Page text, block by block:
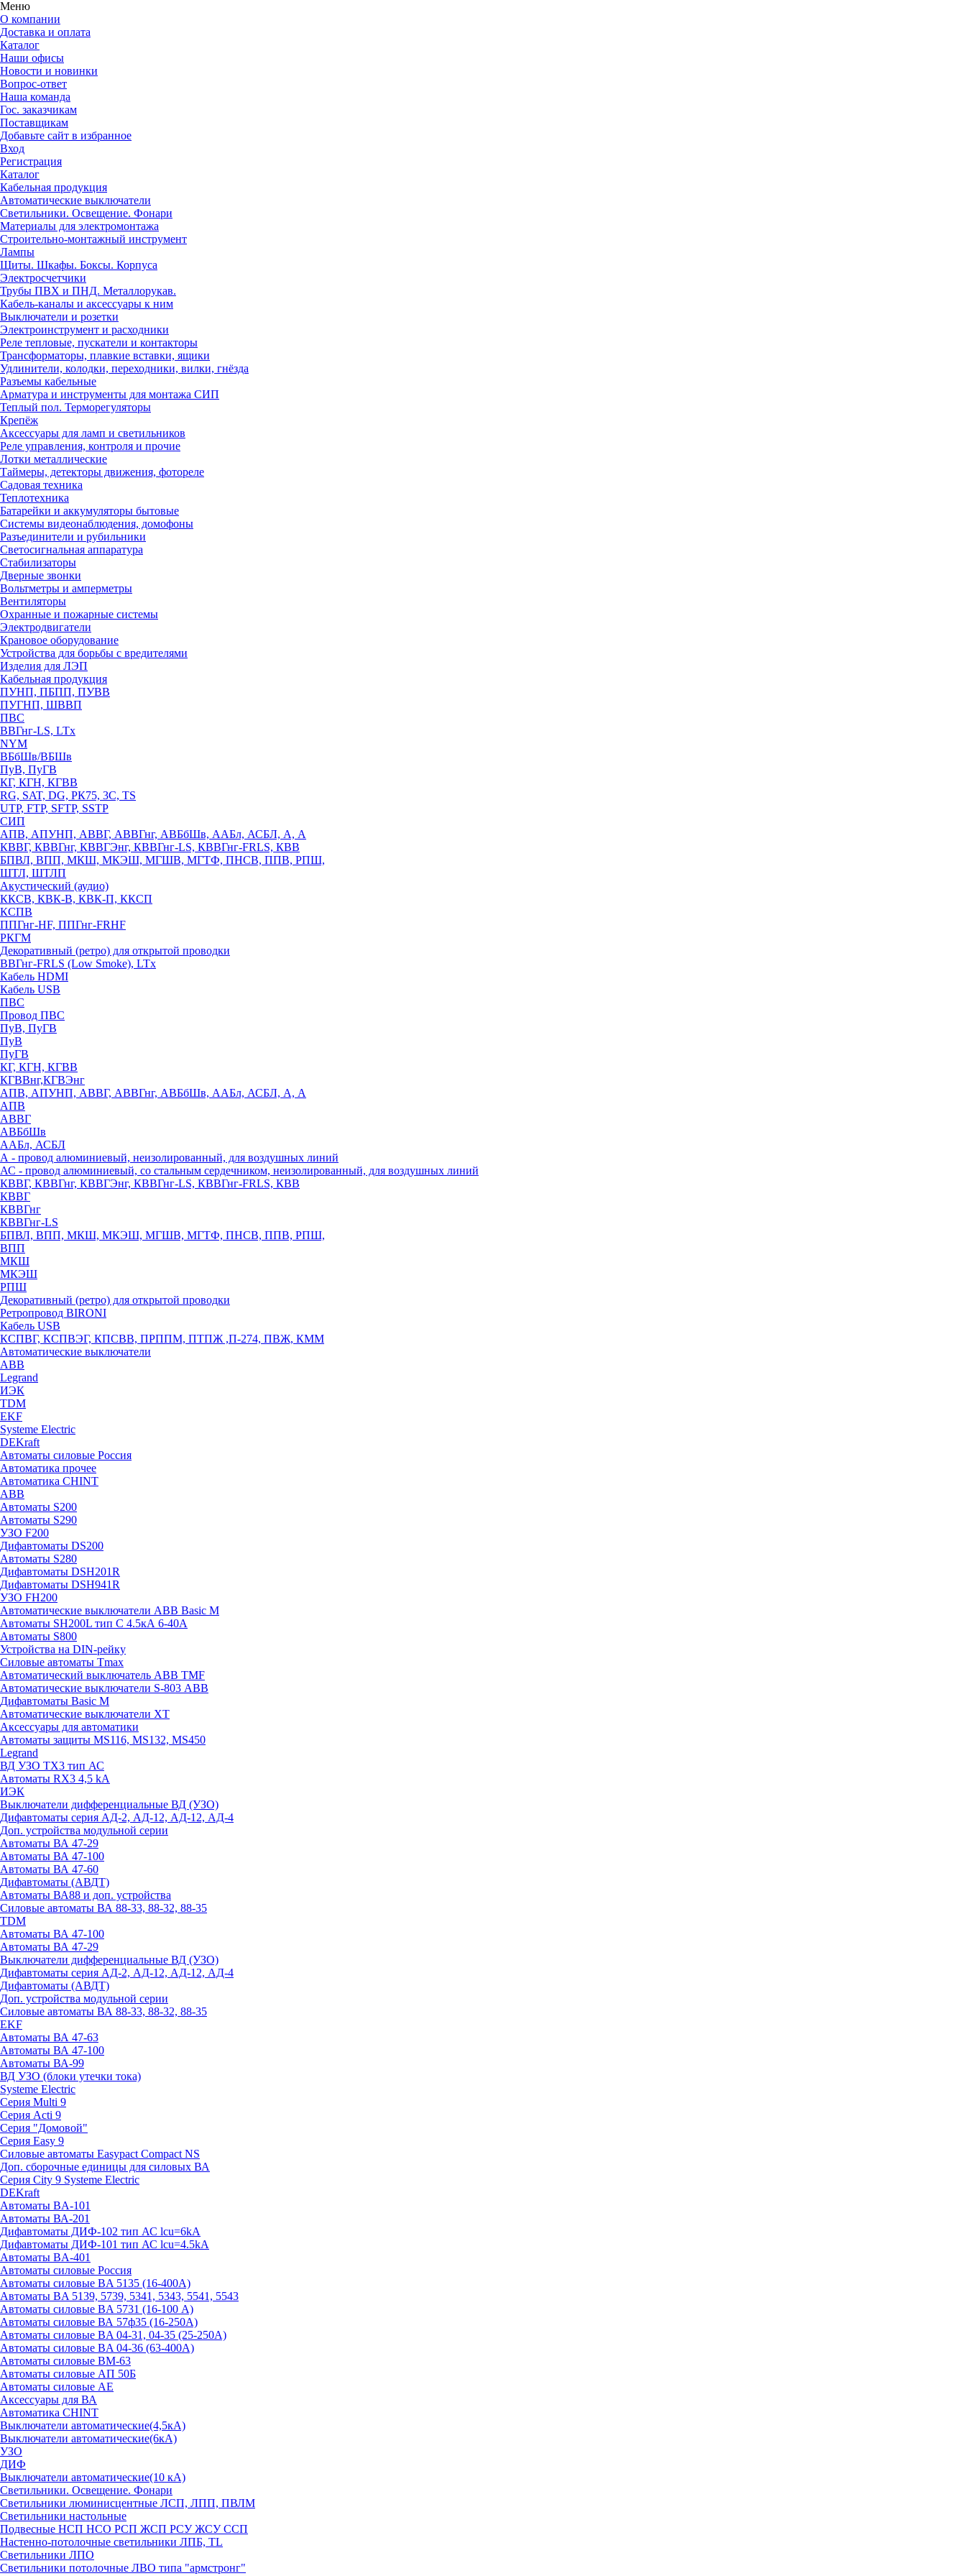
Меню
О компании
Доставка и оплата
Каталог
Наши офисы
Новости и новинки
Вопрос-ответ
Наша команда
Гос. заказчикам
Поставщикам
Добавьте сайт в избранное
Вход
Регистрация
Каталог
Кабельная продукция
Автоматические выключатели
Светильники. Освещение. Фонари
Материалы для электромонтажа
Строительно-монтажный инструмент
Лампы
Щиты. Шкафы. Боксы. Корпуса
Электросчетчики
Трубы ПВХ и ПНД. Металлорукав.
Кабель-каналы и аксессуары к ним
Выключатели и розетки
Электроинструмент и расходники
Реле тепловые, пускатели и контакторы
Трансформаторы, плавкие вставки, ящики
Удлинители, колодки, переходники, вилки, гнёзда
Разъемы кабельные
Арматура и инструменты для монтажа СИП
Теплый пол. Терморегуляторы
Крепёж
Аксессуары для ламп и светильников
Реле управления, контроля и прочие
Лотки металлические
Таймеры, детекторы движения, фотореле
Садовая техника
Теплотехника
Батарейки и аккумуляторы бытовые
Системы видеонаблюдения, домофоны
Разъединители и рубильники
Светосигнальная аппаратура
Стабилизаторы
Дверные звонки
Вольтметры и амперметры
Вентиляторы
Охранные и пожарные системы
Электродвигатели
Крановое оборудование
Устройства для борьбы с вредителями
Изделия для ЛЭП
Кабельная продукция
ПУНП, ПБПП, ПУВВ
ПУГНП, ШВВП
ПВС
ВВГнг-LS, LTx
NYM
ВБбШв/ВБШв
ПуВ, ПуГВ
КГ, КГН, КГВВ
RG, SAT, DG, РК75, 3С, TS
UTP, FTP, SFTP, SSTP
СИП
АПВ, АПУНП, АВВГ, АВВГнг, АВБбШв, ААБл, АСБЛ, А, А
КВВГ, КВВГнг, КВВГЭнг, КВВГнг-LS, КВВГнг-FRLS, КВВ
БПВЛ, ВПП, МКШ, МКЭШ, МГШВ, МГТФ, ПНСВ, ППВ, РПШ,
ШТЛ, ШТЛП
Акустический (аудио)
ККСВ, КВК-В, КВК-П, ККСП
КСПВ
ППГнг-HF, ППГнг-FRHF
РКГМ
Декоративный (ретро) для открытой проводки
ВВГнг-FRLS (Low Smoke), LTx
Кабель HDMI
Кабель USB
ПВС
Провод ПВС
ПуВ, ПуГВ
ПуВ
ПуГВ
КГ, КГН, КГВВ
КГВВнг,КГВЭнг
АПВ, АПУНП, АВВГ, АВВГнг, АВБбШв, ААБл, АСБЛ, А, А
АПВ
АВВГ
АВБбШв
ААБл, АСБЛ
А - провод алюминиевый, неизолированный, для воздушных линий
АС - провод алюминиевый, со стальным сердечником, неизолированный, для воздушных линий
КВВГ, КВВГнг, КВВГЭнг, КВВГнг-LS, КВВГнг-FRLS, КВВ
КВВГ
КВВГнг
КВВГнг-LS
БПВЛ, ВПП, МКШ, МКЭШ, МГШВ, МГТФ, ПНСВ, ППВ, РПШ,
ВПП
МКШ
МКЭШ
РПШ
Декоративный (ретро) для открытой проводки
Ретропровод BIRONI
Кабель USB
КСПВГ, КСПВЭГ, КПСВВ, ПРППМ, ПТПЖ ,П-274, ПВЖ, КММ
Автоматические выключатели
ABB
Legrand
ИЭК
TDM
EKF
Systeme Electric
DEKraft
Автоматы силовые Россия
Автоматика прочее
Автоматика CHINT
ABB
Автоматы S200
Автоматы S290
УЗО F200
Дифавтоматы DS200
Автоматы S280
Дифавтоматы DSH201R
Дифавтоматы DSH941R
УЗО FH200
Автоматические выключатели ABB Basic M
Автоматы SH200L тип С 4.5кА 6-40А
Автоматы S800
Устройства на DIN-рейку
Силовые автоматы Tmax
Автоматический выключатель ABB TMF
Автоматические выключатели S-803 АВВ
Дифавтоматы Basic M
Автоматические выключатели XT
Аксессуары для автоматики
Автоматы защиты MS116, MS132, MS450
Legrand
ВД УЗО TX3 тип АС
Автоматы RX3 4,5 kA
ИЭК
Выключатели дифференциальные ВД (УЗО)
Дифавтоматы серия АД-2, АД-12, АД-12, АД-4
Доп. устройства модульной серии
Автоматы ВА 47-29
Автоматы ВА 47-100
Автоматы ВА 47-60
Дифавтоматы (АВДТ)
Автоматы ВА88 и доп. устройства
Силовые автоматы ВА 88-33, 88-32, 88-35
TDM
Автоматы ВА 47-100
Автоматы ВА 47-29
Выключатели дифференциальные ВД (УЗО)
Дифавтоматы серия АД-2, АД-12, АД-12, АД-4
Дифавтоматы (АВДТ)
Доп. устройства модульной серии
Силовые автоматы ВА 88-33, 88-32, 88-35
EKF
Автоматы ВА 47-63
Автоматы ВА 47-100
Автоматы ВА-99
ВД УЗО (блоки утечки тока)
Systeme Electric
Серия Multi 9
Серия Acti 9
Серия "Домовой"
Серия Easy 9
Силовые автоматы Easypact Compact NS
Доп. сборочные единицы для силовых ВА
Серия City 9 Systeme Electric
DEKraft
Автоматы BA-101
Автоматы ВА-201
Дифавтоматы ДИФ-102 тип АС lcu=6kA
Дифавтоматы ДИФ-101 тип АС lcu=4.5kA
Автоматы BA-401
Автоматы силовые Россия
Автоматы силовые BA 5135 (16-400А)
Автоматы BA 5139, 5739, 5341, 5343, 5541, 5543
Автоматы силовые BA 5731 (16-100 А)
Автоматы силовые ВА 57ф35 (16-250А)
Автоматы силовые BA 04-31, 04-35 (25-250А)
Автоматы силовые BA 04-36 (63-400А)
Автоматы силовые ВМ-63
Автоматы силовые АП 50Б
Автоматы силовые АЕ
Аксессуары для ВА
Автоматика CHINT
Выключатели автоматические(4,5кА)
Выключатели автоматические(6кА)
УЗО
ДИФ
Выключатели автоматические(10 кА)
Светильники. Освещение. Фонари
Светильники люминисцентные ЛСП, ЛПП, ПВЛМ
Светильники настольные
Подвесные НСП НСО РСП ЖСП РСУ ЖСУ ССП
Настенно-потолочные светильники ЛПБ, TL
Светильники ЛПО
Светильники потолочные ЛВО типа "армстронг"